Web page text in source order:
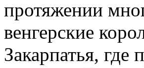
протяжении
венгерские
Закарпатья,